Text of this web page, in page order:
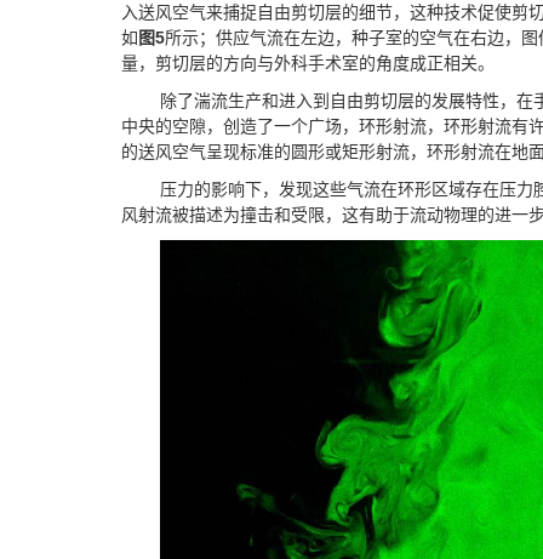
入送风空气来捕捉自由剪切层的细节，这种技术促使剪
如图5所示；供应气流在左边，种子室的空气在右边，
量，剪切层的方向与外科手术室的角度成正相关。
除了湍流生产和进入到自由剪切层的发展特性，
中央的空隙，创造了一个广场，环形射流，环形射流有
的送风空气呈现标准的圆形或矩形射流，环形射流在地
压力的影响下，发现这些气流在环形区域存在压
风射流被描述为撞击和受限，这有助于流动物理的进一